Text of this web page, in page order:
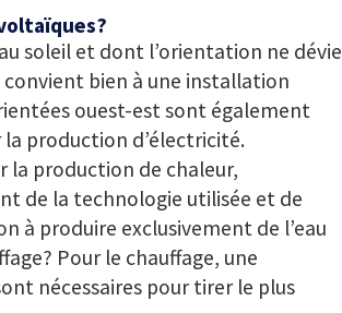
soleil et dont l’orientation ne dévie
convient bien à une installation
ouest-est sont également
production d’électricité.
la production de chaleur,
de la technologie utilisée et de
à produire exclusivement de l’eau
Pour le chauffage, une
nécessaires pour tirer le plus